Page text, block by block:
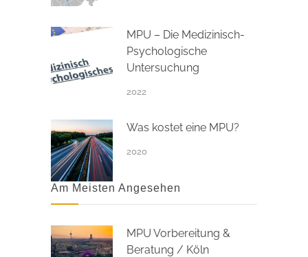
MPU – Die Medizinisch-
Psychologische
Untersuchung
2022
Was kostet eine MPU?
2020
Am Meisten Angesehen
MPU Vorbereitung &
Beratung / Köln